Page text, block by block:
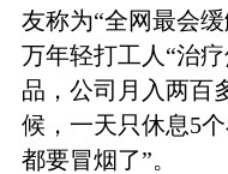
友称为“全网最会
万年轻打工人“治
品，公司月入两百
候，一天只休息5
都要冒烟了”。